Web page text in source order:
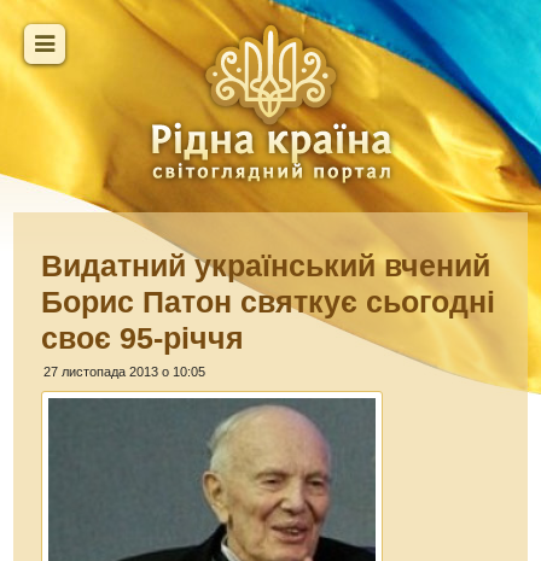
Видатний український вчений
Борис Патон святкує сьогодні
своє 95-річчя
27 листопада 2013 о 10:05